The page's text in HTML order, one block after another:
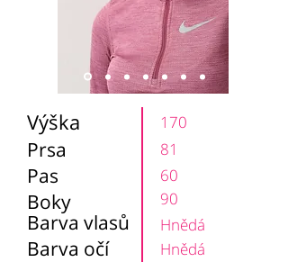
Výška 170
Prsa 81
Barva vlasů
Barva očí
60
90
Hnědá
Hnědá
Pas
Boky